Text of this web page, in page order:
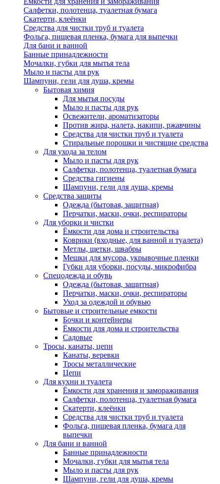
Салфетки, полотенца, туалетная бумага
Скатерти, клеёнки
Средства для чистки труб и туалета
Фольга, пищевая пленка, бумага для выпечки
Для бани и ванной
Банные принадлежности
Мочалки, губки для мытья тела
Мыло и пасты для рук
Шампуни, гели для душа, кремы
Бытовая химия
Для мытья посуды
Мыло и пасты для рук
Освежители, ароматизаторы
Против жира, налета, накипи, ржавчины
Средства для чистки труб и туалета
Стиральные порошки и чистящие средства
Для ухода за телом
Мыло и пасты для рук
Салфетки, полотенца, туалетная бумага
Средства гигиены
Шампуни, гели для душа, кремы
Средства защиты
Одежда (бытовая, защитная)
Перчатки, маски, очки, респираторы
Для уборки и чистки
Ёмкости для дома и строительства
Коврики (входные, для ванной и туалета)
Метлы, щетки, швабры
Мешки для мусора, укрывочные пленки
Губки для уборки, посуды, микрофибра
Спецодежда и обувь
Одежда (бытовая, защитная)
Перчатки, маски, очки, респираторы
Уход за одеждой и обувью
Бытовые и строительные емкости
Бочки и контейнеры
Ёмкости для дома и строительства
Садовые
Тросы, канаты, цепи
Канаты, веревки
Тросы металлические
Цепи
Для кухни и туалета
Ёмкости для хранения и замораживания
Салфетки, полотенца, туалетная бумага
Скатерти, клеёнки
Средства для чистки труб и туалета
Фольга, пищевая пленка, бумага для
выпечки
Для бани и ванной
Банные принадлежности
Мочалки, губки для мытья тела
Мыло и пасты для рук
Шампуни, гели для душа, кремы